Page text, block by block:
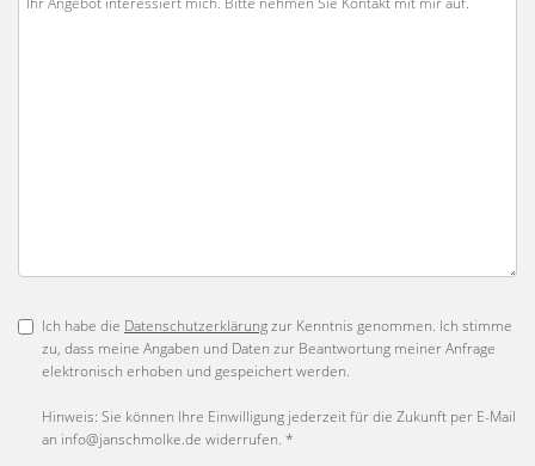
Ich habe die Datenschutzerklärungzur Kenntnis genommen. Ich stimme
zu, dass meine Angaben und Daten zur Beantwortung meiner Anfrage
elektronisch erhoben und gespeichert werden.
Hinweis: Sie können Ihre Einwilligung jederzeit für die Zukunft per E-Mail
an info@janschmolke.de widerrufen. *